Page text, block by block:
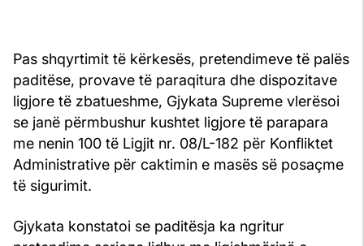
Pas shqyrtimit të kërkesës, pretendimeve të palës
paditëse, provave të paraqitura dhe dispozitave
ligjore të zbatueshme, Gjykata Supreme vlerësoi
se janë përmbushur kushtet ligjore të parapara
me nenin 100 të Ligjit nr. 08/L-182 për Konfliktet
Administrative për caktimin e masës së posaçme
të sigurimit.
Gjykata konstatoi se paditësja ka ngritur